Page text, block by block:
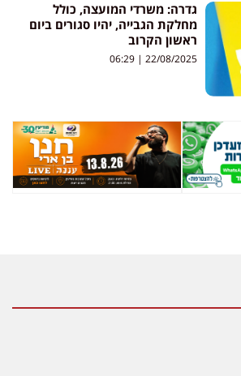
גדרה: משרדי המועצה, כולל
מחלקת הגבייה, יהיו סגורים ביום
ראשון הקרוב
22/08/2025